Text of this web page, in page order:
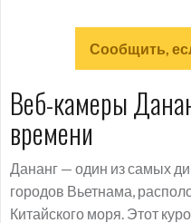
Сообщить,
Веб-камеры
времени
Дананг — один из самых
городов Вьетнама,
Китайского моря. Этот